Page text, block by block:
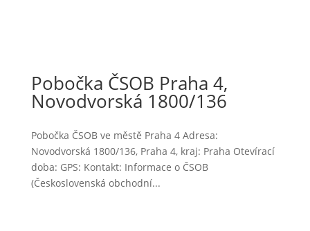
Pobočka ČSOB Praha 4,
Novodvorská 1800/136
Pobočka ČSOB ve městě Praha 4 Adresa:
Novodvorská 1800/136, Praha 4, kraj: Praha Otevírací
doba: GPS: Kontakt: Informace o ČSOB
(Československá obchodní...